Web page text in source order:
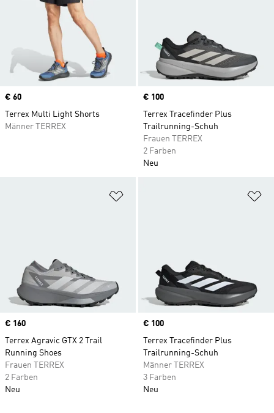
Price
€ 60
Terrex Multi Light Shorts
Männer TERREX
Price
€ 100
Terrex Tracefinder Plus
Trailrunning-Schuh
Frauen TERREX
2 Farben
Neu
Price
€ 160
Terrex Agravic GTX 2 Trail
Running Shoes
Frauen TERREX
2 Farben
Neu
Price
€ 100
Terrex Tracefinder Plus
Trailrunning-Schuh
Männer TERREX
3 Farben
Neu